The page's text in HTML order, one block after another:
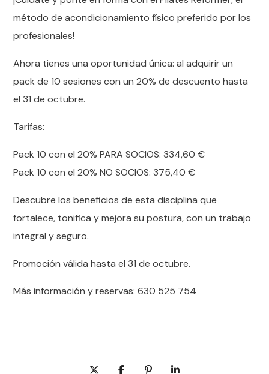
método de acondicionamiento físico preferido por los
profesionales!
Ahora tienes una oportunidad única: al adquirir un
pack de 10 sesiones con un 20% de descuento hasta
el 31 de octubre.
Tarifas:
Pack 10 con el 20% PARA SOCIOS: 334,60 €
Pack 10 con el 20% NO SOCIOS: 375,40 €
Descubre los beneficios de esta disciplina que
fortalece, tonifica y mejora su postura, con un trabajo
integral y seguro.
Promoción válida hasta el 31 de octubre.
Más información y reservas: 630 525 754